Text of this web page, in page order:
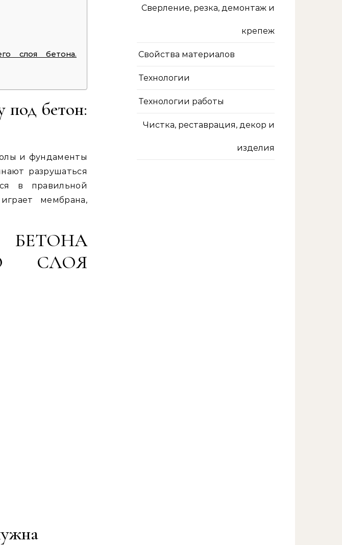
слоя бетона.
под бетон:
и фундаменты
разрушаться
в правильной
мембрана,
СЛОЯ
Сверление, резка, демонтаж и
крепеж
Свойства материалов
Технологии
Технологии работы
Чистка, реставрация, декор и
изделия